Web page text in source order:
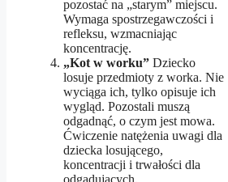
pozostać na „starym” miejscu.
Wymaga spostrzegawczości i
refleksu, wzmacniając
koncentrację.
„Kot w worku” Dziecko
losuje przedmioty z worka. Nie
wyciąga ich, tylko opisuje ich
wygląd. Pozostali muszą
odgadnąć, o czym jest mowa.
Ćwiczenie natężenia uwagi dla
dziecka losującego,
koncentracji i trwałości dla
odgadujących.